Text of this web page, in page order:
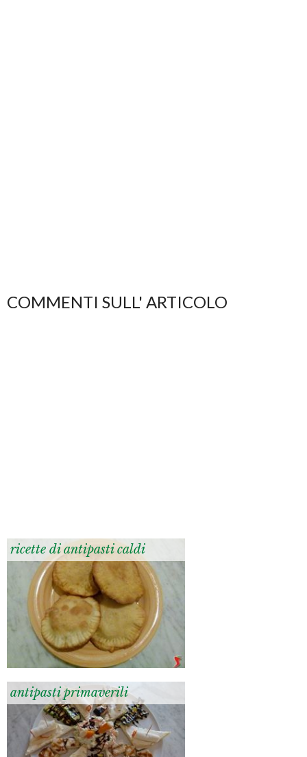
COMMENTI SULL' ARTICOLO
ricette di antipasti caldi
antipasti primaverili